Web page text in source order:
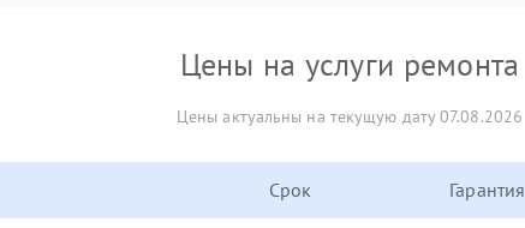
Цены на услуги ремонта
Цены актуальны на текущую дату 07.08.2026
Срок Гарантия